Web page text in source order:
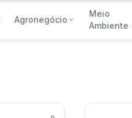
Agronegócio
Meio
Ambiente